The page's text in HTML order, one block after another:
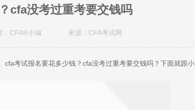
cfa没考过重考要交钱吗
：CFA®小编 来源：CFA考试网
考试报名要花多少钱？cfa没考过重考要交钱吗？下面就跟小